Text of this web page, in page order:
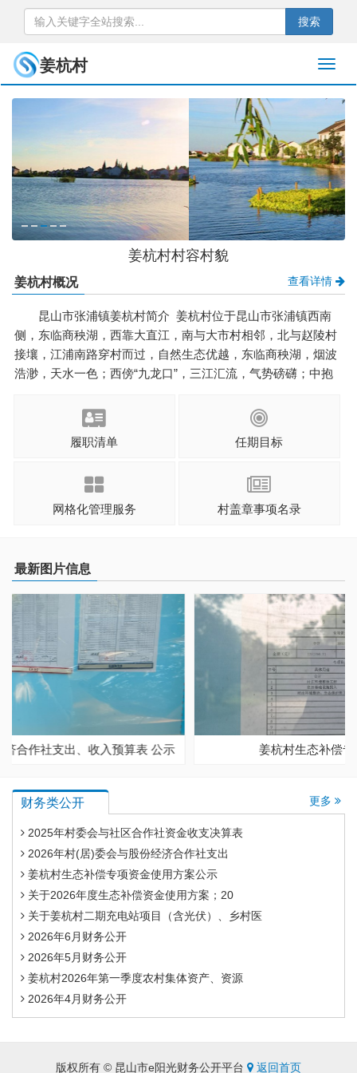
搜索
姜杭村
姜杭村村容村貌
姜杭村概况 查看详情
昆山市张浦镇姜杭村简介 姜杭村位于昆山市张浦镇西南
侧，东临商秧湖，西靠大直江，南与大市村相邻，北与赵陵村
接壤，江浦南路穿村而过，自然生态优越，东临商秧湖，烟波
浩渺，天水一色；西傍“九龙口”，三江汇流，气势磅礴；中抱
风景如画，有东岳庙、凤凰墩、阿娘塘、义渡、古戏台、响铃
桥等历史遗存。姜杭村共有村民小组2 ...
履职清单
任期目标
网格化管理服务 村盖章事项名录
最新图片信息
姜杭村生态补偿专项资金使用方案公示
财务类公开 更多
2025年村委会与社区合作社资金收支决算表
2026年村(居)委会与股份经济合作社支出
姜杭村生态补偿专项资金使用方案公示
关于2026年度生态补偿资金使用方案；20
关于姜杭村二期充电站项目（含光伏）、乡村医
2026年6月财务公开
2026年5月财务公开
姜杭村2026年第一季度农村集体资产、资源
2026年4月财务公开
版权所有 © 昆山市e阳光财务公开平台 返回首页